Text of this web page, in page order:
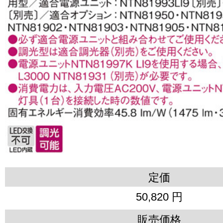
定価
50,820 円
販売価格